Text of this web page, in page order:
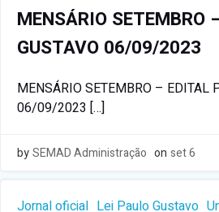
MENSÁRIO SETEMBRO
GUSTAVO 06/09/2023
MENSÁRIO SETEMBRO – EDITAL
06/09/2023 […]
bySEMAD Administração on set 6
Jornal oficial Lei Paulo Gustavo